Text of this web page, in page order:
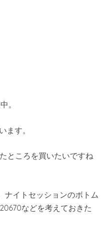
。
ます。
ところを買いたいですね
ナイトセッションのボトム
などを考えておきた